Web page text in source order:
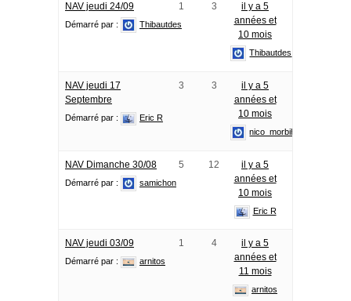
NAV jeudi 24/09
Démarré par : Thibautdes
1 3
il y a 5
années et
10 mois
Thibautdes
NAV jeudi 17
Septembre
Démarré par : Eric R
3 3
il y a 5
années et
10 mois
nico_morbihan
NAV Dimanche 30/08
Démarré par : samichon
5 12
il y a 5
années et
10 mois
Eric R
NAV jeudi 03/09
Démarré par : arnitos
1 4
il y a 5
années et
11 mois
arnitos